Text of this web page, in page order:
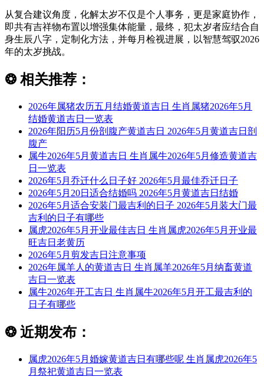
从复合建议角度，化解太岁不仅是个人事务，更是家庭协作，
即共有吉祥物布置以增强集体能量，最终，犯太岁者应结合自
身生辰八字，定制化方法，并每月检视进展，以智慧驾驭2026
年的太岁挑战。
❂ 相关推荐：
2026年属猪农历五月结婚黄道吉日 生肖属猪2026年5月
结婚黄道吉日一览表
2026年阳历5月份剖腹产黄道吉日 2026年5月黄道吉日剖
腹产
属牛2026年5月黄道吉日 生肖属牛2026年5月修造黄道吉
日一览表
2026年5月乔迁什么日子好 2026年5月最佳乔迁日子
2026年5月20日适合结婚吗 2026年5月黄道吉日结婚
2026年5月适合安装门最吉利的日子 2026年5月装大门最
吉利的日子有哪些
属虎2026年5月开业最佳吉日 生肖属虎2026年5月开业最
旺吉日老黄历
2026年5月剪发吉日注意事项
2026年属羊人的黄道吉日 生肖属羊2026年5月纳畜黄道
吉日一览表
属牛2026年开工吉日 生肖属牛2026年5月开工最吉利的
日子有哪些
❂ 近期发布：
属虎2026年5月婚嫁黄道吉日有哪些呢 生肖属虎2026年5
月祭祀黄道吉日一览表